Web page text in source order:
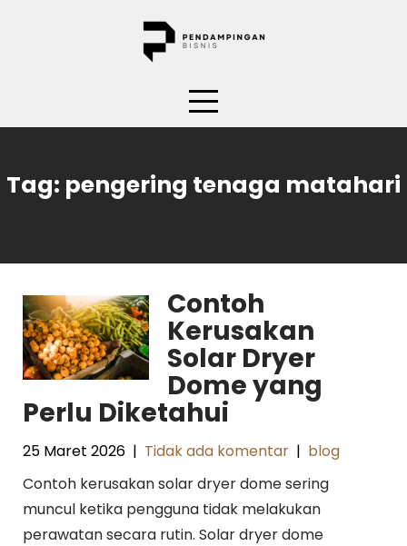
Tag: pengering tenaga matahari
Contoh
Kerusakan
Solar Dryer
Dome yang
Perlu Diketahui
25 Maret 2026 | Tidak ada komentar | blog
Contoh kerusakan solar dryer dome sering
muncul ketika pengguna tidak melakukan
perawatan secara rutin. Solar dryer dome